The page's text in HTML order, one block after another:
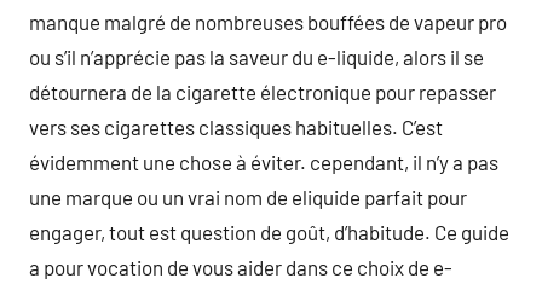
manque malgré de nombreuses bouffées de vapeur pro
ou s’il n’apprécie pas la saveur du e-liquide, alors il se
détournera de la cigarette électronique pour repasser
vers ses cigarettes classiques habituelles. C’est
évidemment une chose à éviter. cependant, il n’y a pas
une marque ou un vrai nom de eliquide parfait pour
engager, tout est question de goût, d’habitude. Ce guide
a pour vocation de vous aider dans ce choix de e-